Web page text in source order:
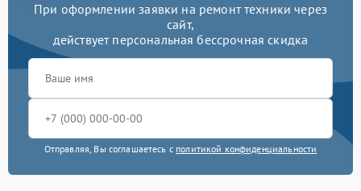
При оформлении заявки на ремонт техники через
сайт,
действует персональная бессрочная скидка
Отправляя, Вы соглашаетесь с политикой конфиденциальности